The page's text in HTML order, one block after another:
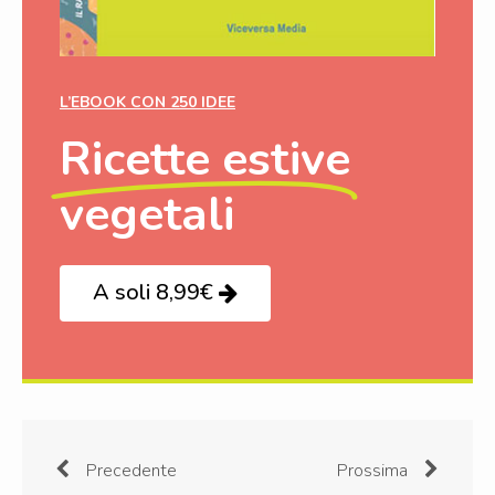
L’EBOOK CON 250 IDEE
Ricette estive
vegetali
A soli 8,99€
Precedente Prossima